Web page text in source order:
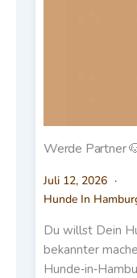
Werde Partner
Juli 12, 2026
Hunde In
Du willst Dein
bekannter